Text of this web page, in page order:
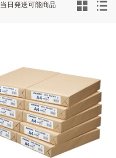
当日発送可能商品